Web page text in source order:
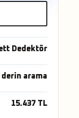
Dedektör
derin arama
15.437 TL